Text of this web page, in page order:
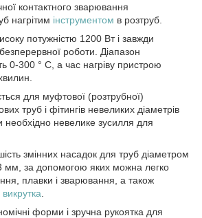
контактного зварювання
нагрітим інструментом в розтруб.
потужністю 1200 Вт і завжди
роботи. Діапазон
0-300 ° С, а час нагріву пристрою
для муфтової (розтрубної)
труб і фітингів невеликих діаметрів
невелике зусилля для
змінних насадок для труб діаметром
мм, за допомогою яких можна легко
плавки і зварювання, а також
викрутка
форми і зручна рукоятка для